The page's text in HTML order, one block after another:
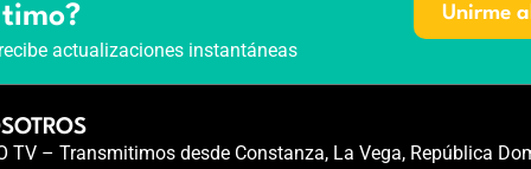
actualizaciones instantáneas
Unirme
TV – Transmitimos desde Constanza, La Vega, República